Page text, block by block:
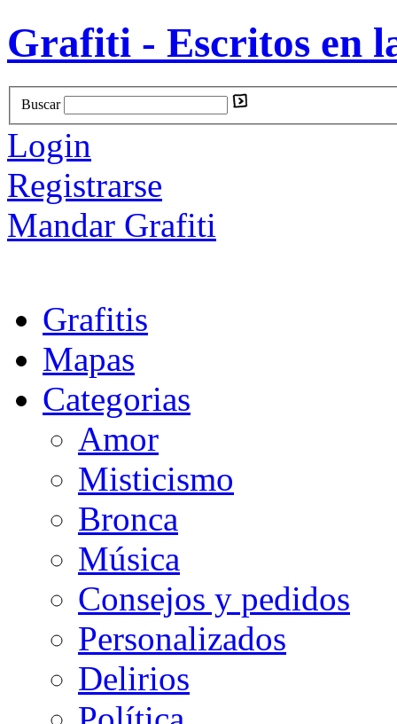
Grafiti - Escritos en
Buscar
Login
Registrarse
Mandar Grafiti
Grafitis
Mapas
Categorias
Amor
Misticismo
Bronca
Música
Consejos y pedidos
Personalizados
Delirios